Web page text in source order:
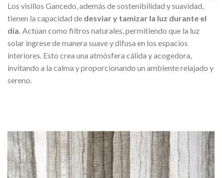
Los visillos Gancedo, además de sostenibilidad y suavidad,
tienen la capacidad de desviar y tamizar la luz durante el
día. Actúan como filtros naturales, permitiendo que la luz
solar ingrese de manera suave y difusa en los espacios
interiores. Esto crea una atmósfera cálida y acogedora,
invitando a la calma y proporcionando un ambiente relajado y
sereno.